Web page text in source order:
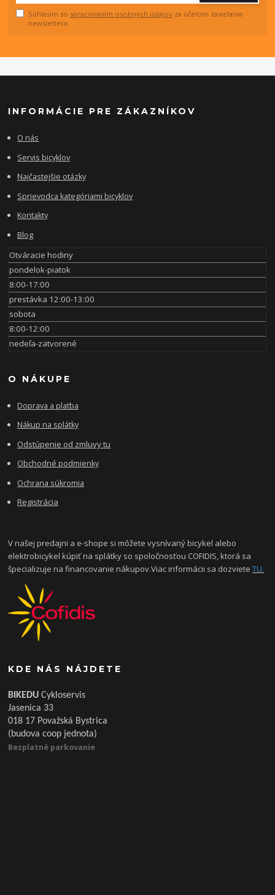
Súhlasím so spracovaním osobných údajov za účelom zasielania
newslettera.
INFORMÁCIE PRE ZÁKAZNÍKOV
O nás
Servis bicyklov
Najčastejšie otázky
Sprievodca kategóriami bicyklov
Kontakty
Blog
Otváracie hodiny
pondelok-piatok
8:00-17:00
prestávka 12:00-13:00
sobota
8:00-12:00
nedeľa-zatvorené
O NÁKUPE
Doprava a platba
Nákup na splátky
Odstúpenie od zmluvy tu
Obchodné podmienky
Ochrana súkromia
Registrácia
V našej predajni a e-shope si môžete vysnívaný bicykel alebo
elektrobicykel kúpiť na splátky so spoločnosťou COFIDIS, ktorá sa
špecializuje na financovanie nákupov.Viac informácii sa dozvieteTU.
KDE NÁS NÁJDETE
BIKEDUCykloservis
Jasenica 33
018 17 Považská Bystrica
(budova coop jednota)
Bezplatné parkovanie